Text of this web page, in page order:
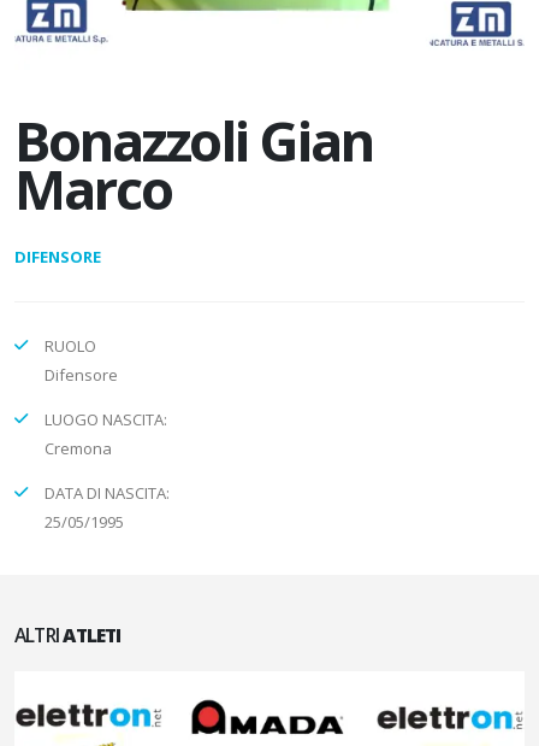
Bonazzoli Gian
Marco
DIFENSORE
RUOLO
Difensore
LUOGO NASCITA:
Cremona
DATA DI NASCITA:
25/05/1995
ALTRIATLETI